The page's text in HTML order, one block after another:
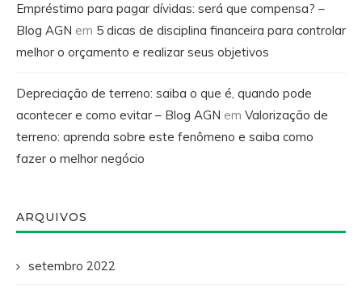
Empréstimo para pagar dívidas: será que compensa? –
Blog AGN em 5 dicas de disciplina financeira para controlar
melhor o orçamento e realizar seus objetivos
Depreciação de terreno: saiba o que é, quando pode
acontecer e como evitar – Blog AGN em Valorização de
terreno: aprenda sobre este fenômeno e saiba como
fazer o melhor negócio
ARQUIVOS
setembro 2022